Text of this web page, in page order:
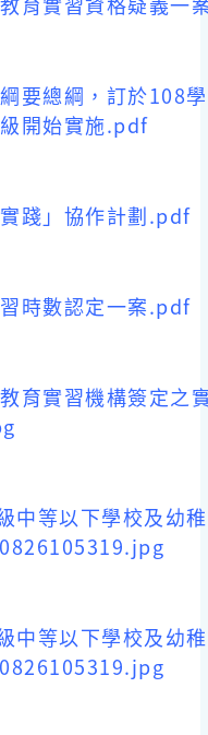
要總綱，訂於108
開始實施.pdf
實踐」協作計劃.pdf
時數認定一案.pdf
育實習機構簽定之
中等以下學校及幼
中等以下學校及幼